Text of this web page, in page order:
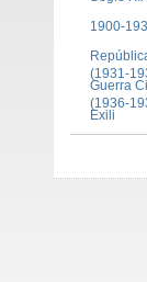
1900-
(1931-
Guerra
(1936-
Exili